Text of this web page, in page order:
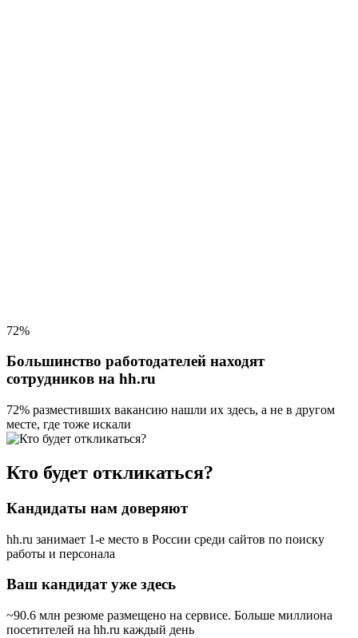
72%
Большинство работодателей находят
сотрудников на hh.ru
72% разместивших вакансию нашли их здесь, а не в другом
месте, где тоже искали
Кто будет откликаться?
Кандидаты нам доверяют
hh.ru занимает 1-е место в России среди сайтов по поиску
работы и персонала
Ваш кандидат уже здесь
~90.6 млн резюме размещено на сервисе. Больше миллиона
посетителей на hh.ru каждый день